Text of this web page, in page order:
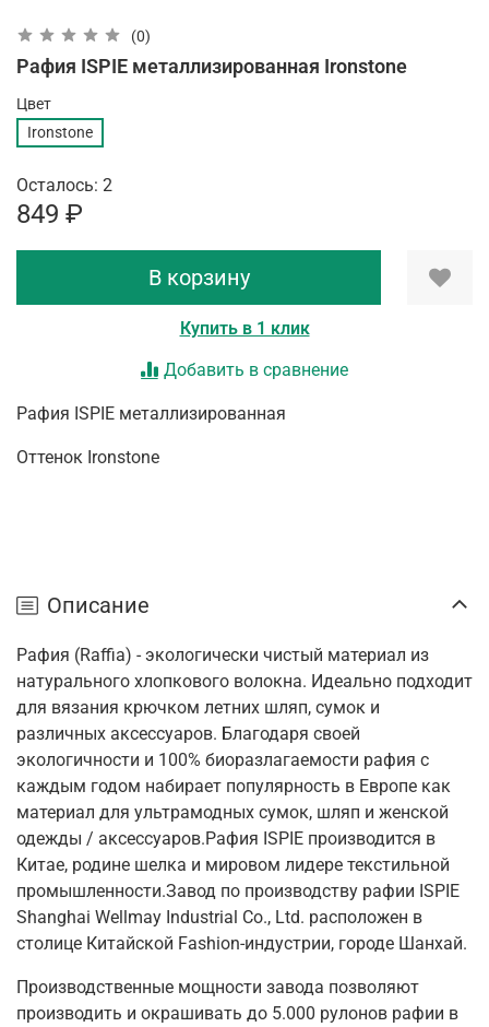
(0)
Рафия ISPIE металлизированная Ironstone
Цвет
Ironstone
Осталось: 2
849 ₽
В корзину
Купить в 1 клик
Добавить в сравнение
Рафия ISPIE металлизированная
Оттенок Ironstone
Описание
Рафия (Raffia) - экологически чистый материал из
натурального хлопкового волокна. Идеально подходит
для вязания крючком летних шляп, сумок и
различных аксессуаров. Благодаря своей
экологичности и 100% биоразлагаемости рафия с
каждым годом набирает популярность в Европе как
материал для ультрамодных сумок, шляп и женской
одежды / аксессуаров.Рафия ISPIE производится в
Китае, родине шелка и мировом лидере текстильной
промышленности.Завод по производству рафии ISPIE
Shanghai Wellmay Industrial Co., Ltd. расположен в
столице Китайской Fashion-индустрии, городе Шанхай.
Производственные мощности завода позволяют
производить и окрашивать до 5.000 рулонов рафии в